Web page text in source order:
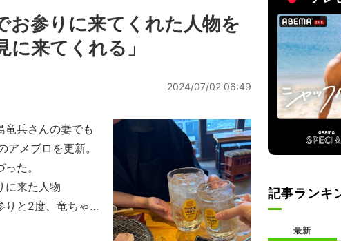
お参りに来てくれた人物を
来てくれる」
2024/07/02 06:49
兵さんの妻でも
メブロを更新。
た。
に来た人物
と2度、竜ちゃ
記事ランキ
最新